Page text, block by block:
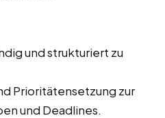
und strukturiert zu
Prioritätensetzung zur
und Deadlines.